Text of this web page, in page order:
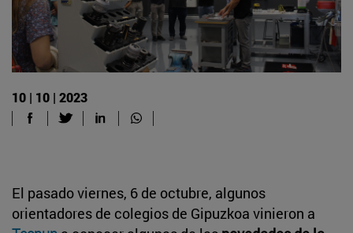
10 | 10 | 2023
El pasado viernes, 6 de octubre, algunos
orientadores de colegios de Gipuzkoa vinieron a